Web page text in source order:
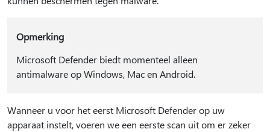
Opmerking
Microsoft Defender biedt momenteel alleen
antimalware op Windows, Mac en Android.
Wanneer u voor het eerst Microsoft Defender op uw
apparaat instelt, voeren we een eerste scan uit om er zeker